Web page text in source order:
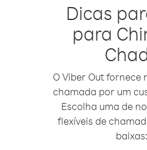
Dicas
para
O Viber Out fornece
chamada por um
Escolha uma de
flexíveis de
baixas: